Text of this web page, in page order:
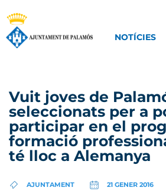
NOTÍCIES
Vuit joves de
seleccionats per a
participar en el
formació
té lloc a Alemanya
AJUNTAMENT 21 GENER 2016